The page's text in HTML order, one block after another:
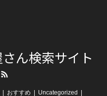
ん検索サイト
おすすめ Uncategorized